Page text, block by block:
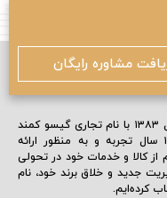
مشاوره رایگان
ما فعالیت خود را از سال ۱۳۸۳ با نام تجاری گیسو کمند
آغاز کرده و پس از ۱۳ سال تجربه و به منظور ارائه
کالا و خدمات خود در تحولی
جدید و خلاق برند خود، نام
کرده‌ایم.